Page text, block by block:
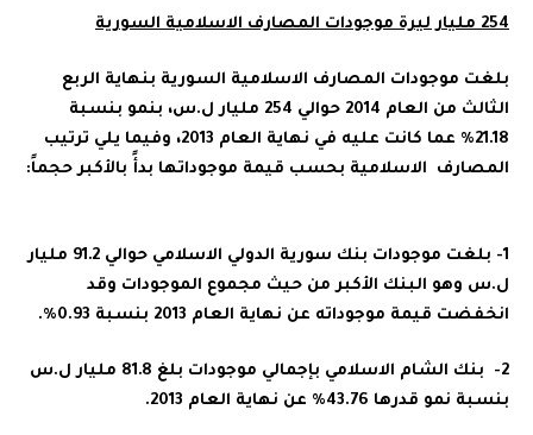
254 مليار ليرة موجودات المصارف الاسلامية السورية
بلغت موجودات المصارف الاسلامية السورية بنهاية الربع
الثالث من العام 2014 حوالي 254 مليار ل.س، بنمو بنسبة
21.18% عما كانت عليه في نهاية العام 2013، وفيما يلي ترتيب
المصارف الاسلامية بحسب قيمة موجوداتها بدأً بالأكبر حجماً:
1- بلغت موجودات بنك سورية الدولي الاسلامي حوالي 91.2 مليار
ل.س وهو البنك الأكبر من حيث مجموع الموجودات وقد
انخفضت قيمة موجوداته عن نهاية العام 2013 بنسبة 0.93%.
2- بنك الشام الاسلامي بإجمالي موجودات بلغ 81.8 مليار ل.س
بنسبة نمو قدرها 43.76% عن نهاية العام 2013.